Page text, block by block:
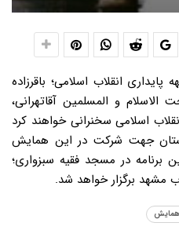
انقلاب اسلامی؛ باقرزاده
و المسلمین آقاتهرانی،
اسلامی سخنرانی خواهند کرد
جهت شرکت در این همایش
برنامه در مسجد فقیه سبزواری؛
مشهد برگزار خواهد شد.
همایش